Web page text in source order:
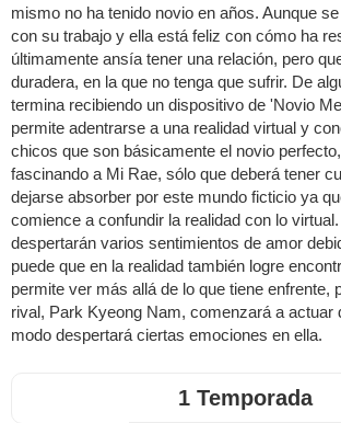
mismo no ha tenido novio en años. Aunque
con su trabajo y ella está feliz con cómo ha
últimamente ansía tener una relación, pero
duradera, en la que no tenga que sufrir. De
termina recibiendo un dispositivo de 'Novio
permite adentrarse a una realidad virtual y
chicos que son básicamente el novio
fascinando a Mi Rae, sólo que deberá tener
dejarse absorber por este mundo ficticio ya
comience a confundir la realidad con lo
despertarán varios sentimientos de amor
puede que en la realidad también logre
permite ver más allá de lo que tiene enfrente,
rival, Park Kyeong Nam, comenzará a actuar
modo despertará ciertas emociones en ella.
1 Temporada